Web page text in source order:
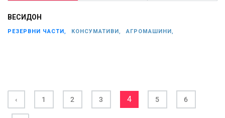
ВЕСИДОН
РЕЗЕРВНИ ЧАСТИ, КОНСУМАТИВИ, АГРОМАШИНИ,
‹ 1 2 3 4 5 6